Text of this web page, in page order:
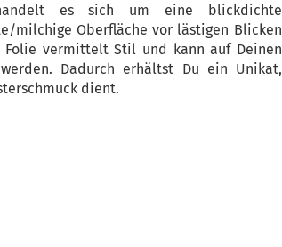
es sich um eine blickdichte
milchige Oberfläche vor lästigen Blicken
Folie vermittelt Stil und kann auf Deinen
Dadurch erhältst Du ein Unikat,
dient.